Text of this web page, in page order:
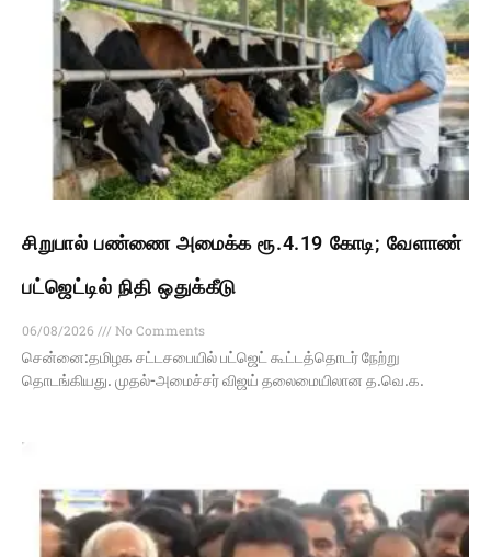
சிறுபால் பண்ணை அமைக்க ரூ.4.19 கோடி; வேளாண்
பட்ஜெட்டில் நிதி ஒதுக்கீடு
06/08/2026
No Comments
சென்னை:தமிழக சட்டசபையில் பட்ஜெட் கூட்டத்தொடர் நேற்று
தொடங்கியது. முதல்-அமைச்சர் விஜய் தலைமையிலான த.வெ.க.